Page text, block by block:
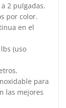
2 pulgadas.
por color.
en el
(uso
para
las mejores